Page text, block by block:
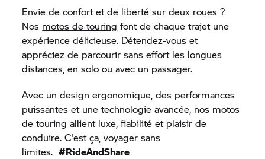
Envie de confort et de liberté sur deux roues ?
Nos motos de touring font de chaque trajet une
expérience délicieuse. Détendez-vous et
appréciez de parcourir sans effort les longues
distances, en solo ou avec un passager.
Avec un design ergonomique, des performances
puissantes et une technologie avancée, nos motos
de touring allient luxe, fiabilité et plaisir de
conduire. C'est ça, voyager sans
limites.#RideAndShare